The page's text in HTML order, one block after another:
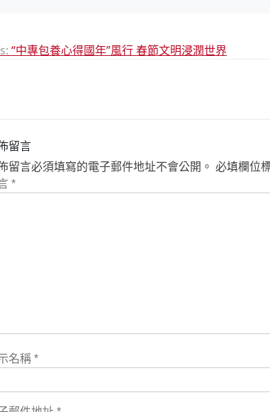
“中專包養心得國年”風行 春節文明浸潤世界
留言
留言必須填寫的電子郵件地址不會公開。 必填欄位
*
名稱 *